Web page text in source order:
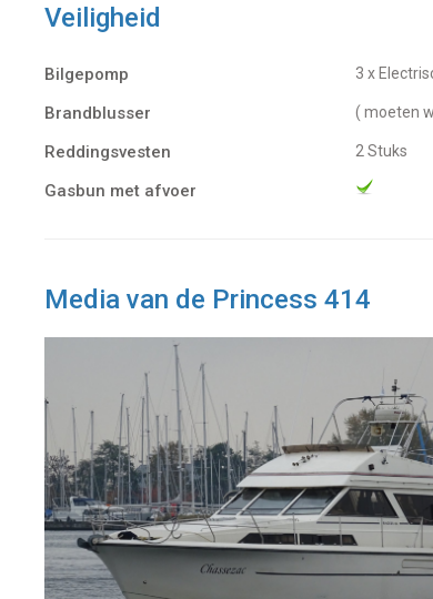
Veiligheid
Bilgepomp 3 x
Brandblusser ( moeten
Reddingsvesten 2 Stuks
Gasbun met afvoer
Media van de Princess 414